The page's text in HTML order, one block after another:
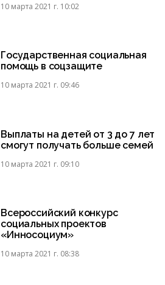
10 марта 2021 г. 10:02
Государственная социальная
помощь в соцзащите
10 марта 2021 г. 09:46
Выплаты на детей от 3 до 7 лет
смогут получать больше семей
10 марта 2021 г. 09:10
Всероссийский конкурс
социальных проектов
«Инносоциум»
10 марта 2021 г. 08:38